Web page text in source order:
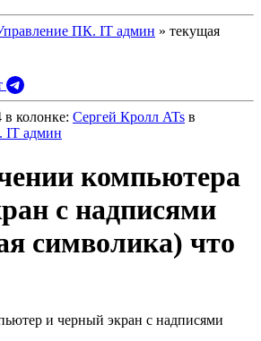
ПК. IT админ » текущая
в колонке: Сергей Кролл ATs в
IT админ
компьютера
с надписями
символика) что